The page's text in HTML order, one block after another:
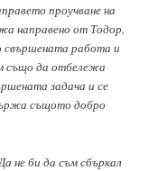
проучване на
направено от Тодор,
свършената работа и
също да отбележа
задача и се
същото добро
не би да съм сбъркал